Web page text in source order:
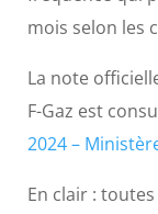
mois selon les
La note
F-Gaz est
2024 –
En clair :